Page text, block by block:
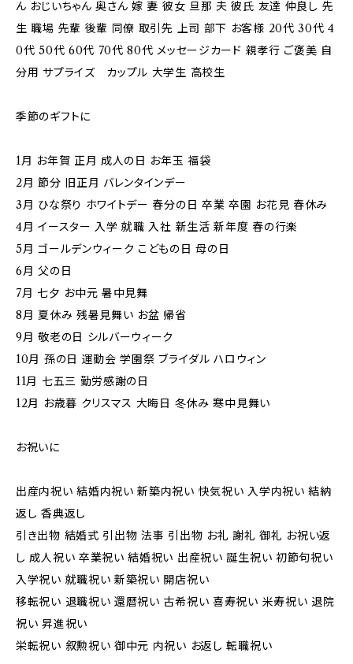
ん おじいちゃん 奥さん 嫁 妻 彼女 旦那 夫 彼氏 友達 仲良し 先
生 職場 先輩 後輩 同僚 取引先 上司 部下 お客様 20代 30代 4
0代 50代 60代 70代 80代 メッセージカード 親孝行 ご褒美 自
分用 サプライズ カップル 大学生 高校生
季節のギフトに
1月 お年賀 正月 成人の日 お年玉 福袋
2月 節分 旧正月 バレンタインデー
3月 ひな祭り ホワイトデー 春分の日 卒業 卒園 お花見 春休み
4月 イースター 入学 就職 入社 新生活 新年度 春の行楽
5月 ゴールデンウィーク こどもの日 母の日
6月 父の日
7月 七夕 お中元 暑中見舞
8月 夏休み 残暑見舞い お盆 帰省
9月 敬老の日 シルバーウィーク
10月 孫の日 運動会 学園祭 ブライダル ハロウィン
11月 七五三 勤労感謝の日
12月 お歳暮 クリスマス 大晦日 冬休み 寒中見舞い
お祝いに
出産内祝い 結婚内祝い 新築内祝い 快気祝い 入学内祝い 結納
返し 香典返し
引き出物 結婚式 引出物 法事 引出物 お礼 謝礼 御礼 お祝い返
し 成人祝い 卒業祝い 結婚祝い 出産祝い 誕生祝い 初節句祝い
入学祝い 就職祝い 新築祝い 開店祝い
移転祝い 退職祝い 還暦祝い 古希祝い 喜寿祝い 米寿祝い 退院
祝い 昇進祝い
栄転祝い 叙勲祝い 御中元 内祝い お返し 転職祝い